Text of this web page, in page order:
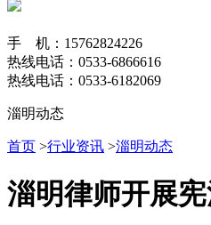
手 机：15762824226
热线电话：0533-6866616
热线电话：0533-6182069
淄明动态
首页 >行业资讯 >淄明动态
淄明律师开展